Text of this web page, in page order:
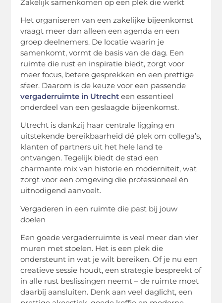
Zakelijk samenkomen op een plek die werkt
Het organiseren van een zakelijke bijeenkomst
vraagt meer dan alleen een agenda en een
groep deelnemers. De locatie waarin je
samenkomt, vormt de basis van de dag. Een
ruimte die rust en inspiratie biedt, zorgt voor
meer focus, betere gesprekken en een prettige
sfeer. Daarom is de keuze voor een passende
vergaderruimte in Utrecht een essentieel
onderdeel van een geslaagde bijeenkomst.
Utrecht is dankzij haar centrale ligging en
uitstekende bereikbaarheid dé plek om collega’s,
klanten of partners uit het hele land te
ontvangen. Tegelijk biedt de stad een
charmante mix van historie en moderniteit, wat
zorgt voor een omgeving die professioneel én
uitnodigend aanvoelt.
Vergaderen in een ruimte die past bij jouw
doelen
Een goede vergaderruimte is veel meer dan vier
muren met stoelen. Het is een plek die
ondersteunt in wat je wilt bereiken. Of je nu een
creatieve sessie houdt, een strategie bespreekt of
in alle rust beslissingen neemt – de ruimte moet
daarbij aansluiten. Denk aan veel daglicht, een